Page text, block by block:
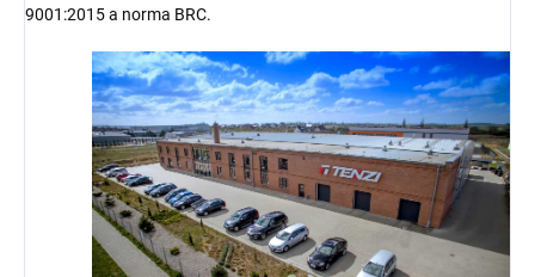
9001:2015 a norma BRC.